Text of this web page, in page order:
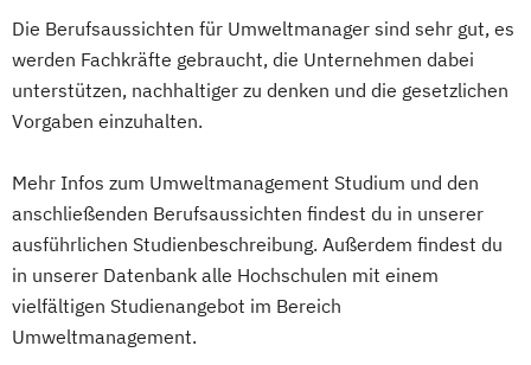
Analytik
Media Design
Medienkompetenz und Digital Literacy
Mobility Technologies
Nachhaltiges Lebensmittelmanagement
Physiotherapie
Power Electronic Engineering
Studienrichtung im Masterstudiengang
Electronic Engineering
Global Studies on Management and
Information Science (GLOMIS)
Griechisch Griechisch (Lehramt)
Grundlagen theologischer Wissenschaft
Informatik (Lehramt)
Instrumentalmusikerziehung (Lehramt)
Interdisziplinäre Geschlechterstudien
Interdisziplinäres Doktorat an der URBI
Fakultät
Italienisch (Lehramt)
Die Berufsaussichten für Umweltmanager sind sehr gut, es
werden Fachkräfte gebraucht, die Unternehmen dabei
unterstützen, nachhaltiger zu denken und die gesetzlichen
Vorgaben einzuhalten.
Mehr Infos zum Umweltmanagement Studium und den
anschließenden Berufsaussichten findest du in unserer
ausführlichen Studienbeschreibung. Außerdem findest du
in unserer Datenbank alle Hochschulen mit einem
vielfältigen Studienangebot im Bereich
Umweltmanagement.